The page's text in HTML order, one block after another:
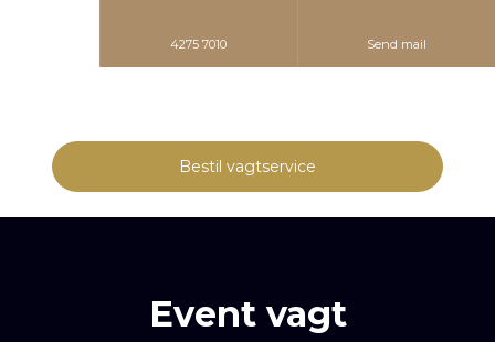
4275 7010 Send mail
Bestil vagtservice​
Event vagt